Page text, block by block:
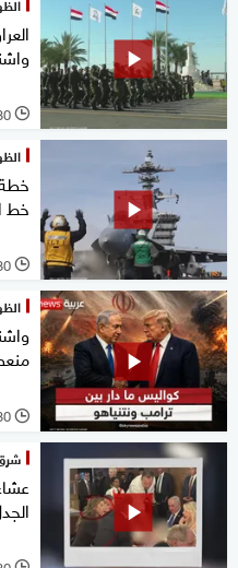
l
30
خط
l
30
l
30